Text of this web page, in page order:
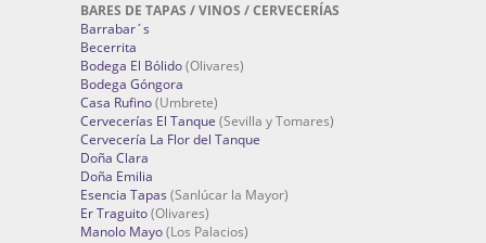
BARES DE TAPAS / VINOS / CERVECERÍAS
Barrabar´s
Becerrita
Bodega El Bólido(Olivares)
Bodega Góngora
Casa Rufino(Umbrete)
Cervecerías El Tanque (Sevilla y Tomares)
Cervecería La Flor del Tanque
Doña Clara
Doña Emilia
Esencia Tapas (Sanlúcar la Mayor)
Er Traguito(Olivares)
Manolo Mayo(Los Palacios)